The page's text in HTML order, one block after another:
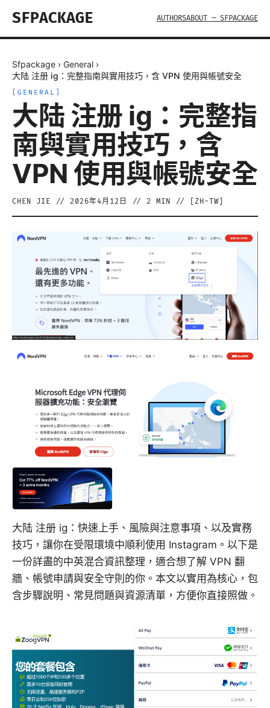
SFPACKAGE AUTHORSABOUT — SFPACKAGE
Sfpackage › General ›
大陆 注册 ig：完整指南與實用技巧，含 VPN 使用與帳號安全
GENERAL
大陆 注册 ig：完整指
南與實用技巧，含
VPN 使用與帳號安全
CHEN JIE // 2026年4月12日 // 2 MIN // [ ZH-TW
大陆 注册 ig：快速上手、風險與注意事項、以及實務
技巧，讓你在受限環境中順利使用 Instagram。以下是
一份詳盡的中英混合資訊整理，適合想了解 VPN 翻
牆、帳號申請與安全守則的你。本文以實用為核心，包
含步驟說明、常見問題與資源清單，方便你直接照做。